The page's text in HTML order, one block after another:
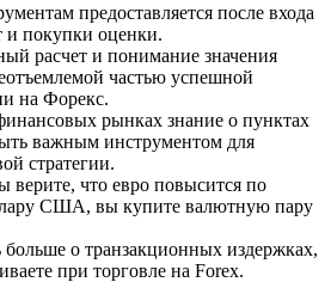
предоставляется после входа
и покупки оценки.
расчет и понимание значения
частью успешной
на Форекс.
рынках знание о пунктах
важным инструментом для
стратегии.
верите, что евро повысится по
США, вы купите валютную пару
о транзакционных издержках,
при торговле на Forex.